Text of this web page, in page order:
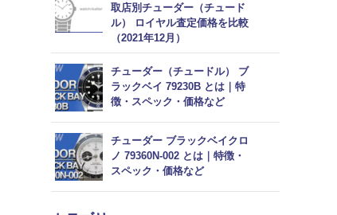
取店別チューダー（チュード
ル） ロイヤル査定価格を比較
（2021年12月）
チューダー（チュードル） ブ
ラックベイ 79230B とは｜特
徴・スペック・価格など
チューダー ブラックベイクロ
ノ 79360N-002 とは｜特徴・
スペック・価格など